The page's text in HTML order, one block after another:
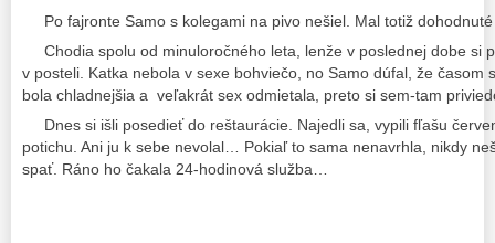
Po fajronte Samo s kolegami na pivo nešiel. Mal totiž
Chodia spolu od minuloročného leta, lenže v poslednej dobe si
v posteli. Katka nebola v sexe bohviečo, no Samo dúfal, že časom
bola chladnejšia a veľakrát sex odmietala, preto si sem-tam
Dnes si išli posedieť do reštaurácie. Najedli sa, vypili fľašu
potichu. Ani ju k sebe nevolal… Pokiaľ to sama nenavrhla, nikdy
spať. Ráno ho čakala 24-hodinová služba…